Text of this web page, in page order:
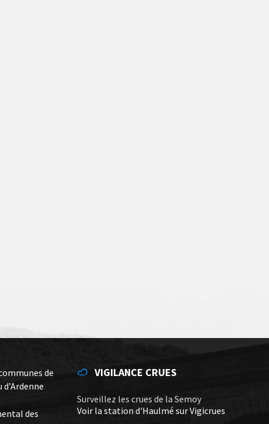
de
des
VIGILANCE CRUES
Surveillez les crues de la Semoy
Voir la station d'Haulmé sur Vigicrues